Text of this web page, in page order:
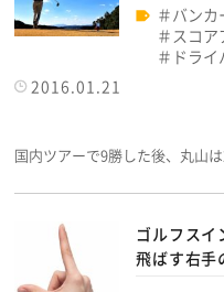
バンカ
スコ
ドライ
2016.01.21
国内ツアーで9勝した後、丸山
ゴルフスイ
飛ばす右